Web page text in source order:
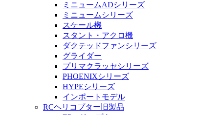
ミニュームADシリーズ
ミニュームシリーズ
スケール機
スタント・アクロ機
ダクテッドファンシリーズ
グライダー
プリマクラッセシリーズ
PHOENIXシリーズ
HYPEシリーズ
インポートモデル
RCヘリコプター旧製品